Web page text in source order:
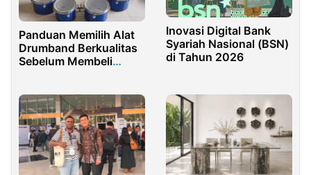
Panduan Memilih Alat
Drumband Berkualitas
Sebelum Membeli
Inovasi Digital Bank
Syariah Nasional (BSN)
di Tahun 2026